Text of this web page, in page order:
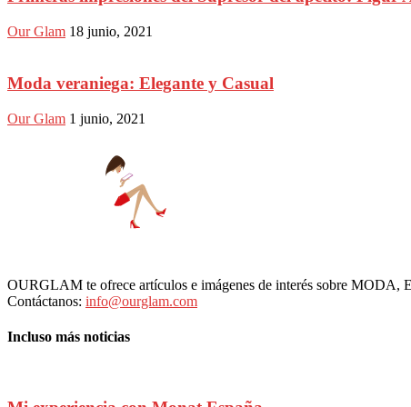
Our Glam 18 junio, 2021
Moda veraniega: Elegante y Casual
Our Glam 1 junio, 2021
OURGLAM te ofrece artículos e imágenes de interés sobre
Contáctanos: info@ourglam.com
Incluso más noticias